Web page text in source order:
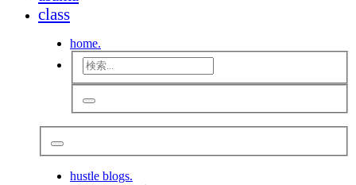
class
home.
hustle blogs.